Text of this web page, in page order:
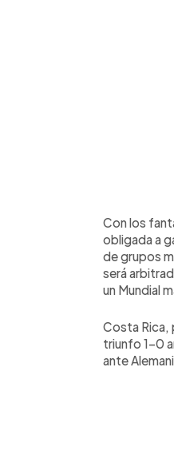
Con los
obligada a
de grupos
será
un Mundial
Costa Rica,
triunfo 1-0
ante